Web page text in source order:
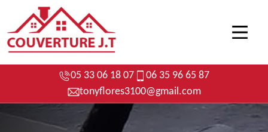
05 33 06 18 07
06 35 96 65 87
tonyflores3100@gmail.com